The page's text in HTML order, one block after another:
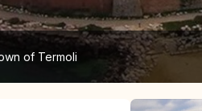
of Termoli